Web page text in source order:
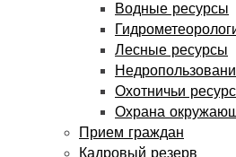
Водные ресурсы
Лесные ресурсы
Охотничьи
Охрана
Прием граждан
Кадровый резерв